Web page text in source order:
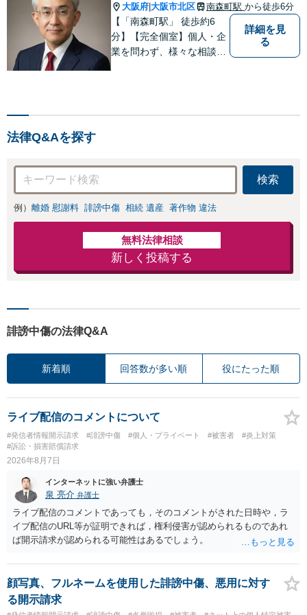
大阪府 大阪市北区 南森町駅 から徒歩6分
【「南森町駅」 徒歩約6
分】【完全個室】個人・企
業を問わず、様々な相談を
詳細を見
る
法律Q&Aを探す
検索
例） 離婚 慰謝料 誹謗中傷 相続 遺産 著作物 違法
無料法律相談
新しく投稿する
誹謗中傷の法律Q&A
新着順 回答数が多い順 役にたった順
ライブ配信のコメントについて
#発信者情報開示請求 #誹謗中傷 #個人・プライベート #被害者
#炎上対策
#訴訟・損害賠償請求
2026年8月7日
インターネットに強い弁護士
泉 亮介 弁護士
ライブ配信のコメントであっても，そのコメントがされた日時や，ラ
イブ配信のURL等が証明できれば，権利侵害が認められるものであれ
ば開示請求が認められる可能性はあるでしょう。
顔写真、フルネームを使用した誹謗中傷、悪用に対す
る開示請求